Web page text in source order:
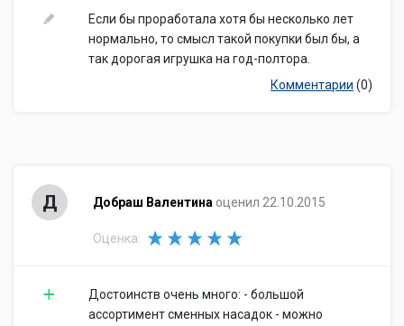
Если бы проработала хотя бы несколько лет
нормально, то смысл такой покупки был бы, а
так дорогая игрушка на год-полтора.
Комментарии (0)
Д Добраш Валентина оценил 22.10.2015
Оценка:
Достоинств очень много: - большой
ассортимент сменных насадок - можно